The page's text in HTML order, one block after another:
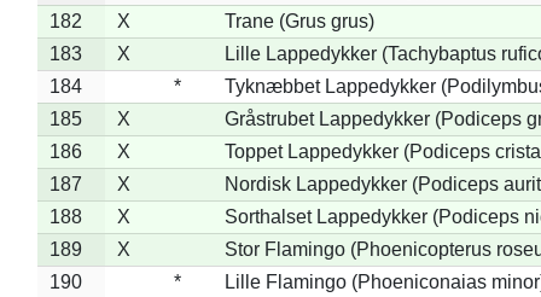
182
X
Trane (Grus grus)
183
X
Lille Lappedykker (Tachybaptus
184
*
Tyknæbbet Lappedykker
185
X
Gråstrubet Lappedykker (Podiceps
186
X
Toppet Lappedykker (Podiceps
187
X
Nordisk Lappedykker (Podiceps
188
X
Sorthalset Lappedykker (Podiceps
189
X
Stor Flamingo (Phoenicopterus
190
*
Lille Flamingo (Phoeniconaias